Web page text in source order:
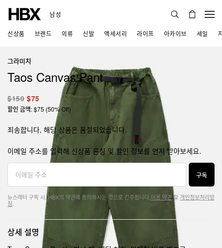
남성
신상품 브랜드 의류 신발 액세서리 라이프 아카이브 세일
그라미치
Taos Canvas Pant
$150 $75
할인 금액: $75 (50% Off)
죄송합니다, 해당 상품은 품절되었습니다.
이메일 주소를 입력해 신상품 론칭 및 할인 정보를 먼저 받아보세요.
구독
뉴스레터 구독 시, HBX의 약관에 동의하시는 것으로 간주됩니다. 이용 약관및 개인정보처리방
침
상세 설명